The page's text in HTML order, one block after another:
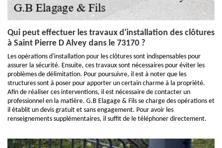
Qui peut effectuer les travaux d'installation des clôtures
à Saint Pierre D Alvey dans le 73170 ?
Les opérations d'installation pour les clôtures sont indispensables pour
assurer la sécurité. Ensuite, ces travaux sont nécessaires pour éviter les
problèmes de délimitation. Pour poursuivre, il est à noter que les
structures sont à poser pour apporter un certain charme à la propriété.
Afin de réaliser ces interventions, il est nécessaire de contacter un
professionnel en la matière. G.B Elagage & Fils se charge des opérations et
il établit un devis gratuit et sans engagement. Pour avoir les
renseignements supplémentaires, il suffit de le téléphoner directement.